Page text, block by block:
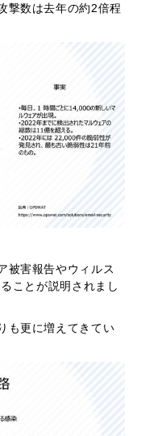
撃数は去年の約2倍程
被害報告やウィルス
ことが説明されまし
も更に増えてきてい